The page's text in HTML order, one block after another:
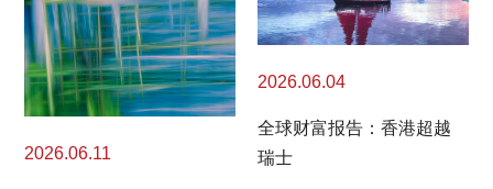
2026.06.11
2026.06.04
全球财富报告：香港超越
瑞士